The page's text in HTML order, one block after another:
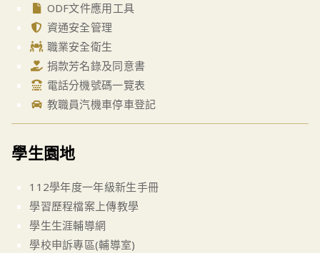
ODF文件應用工具
資通安全管理
職業安全衛生
捐款芳名錄及同意書
電話分機號碼一覽表
教職員汽機車停車登記
學生園地
112學年度一年級新生手冊
學習歷程檔案上傳教學
學生生涯輔導網
學校申訴專區(輔導室)